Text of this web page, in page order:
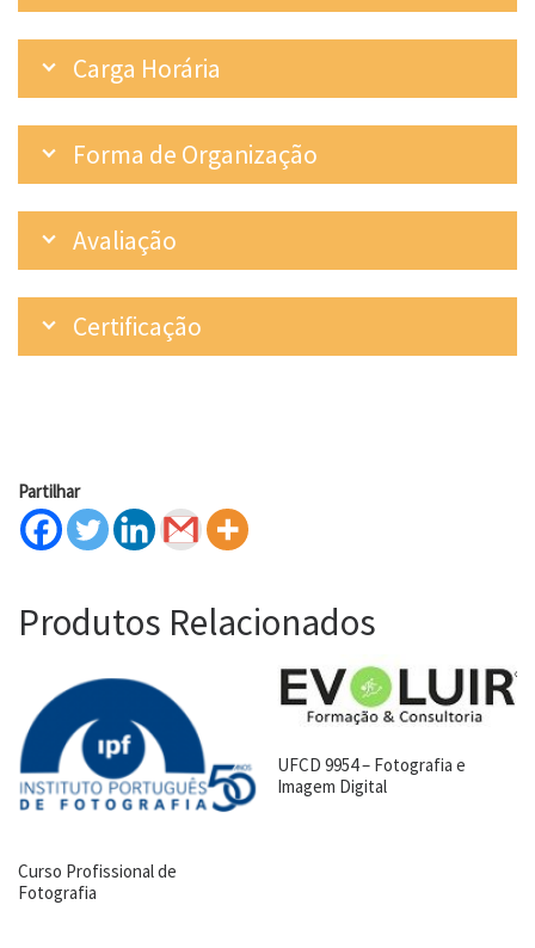
Carga Horária
Forma de Organização
Avaliação
Certificação
Partilhar
Produtos Relacionados
Curso Profissional de
Fotografia
UFCD 9954 – Fotografia e
Imagem Digital